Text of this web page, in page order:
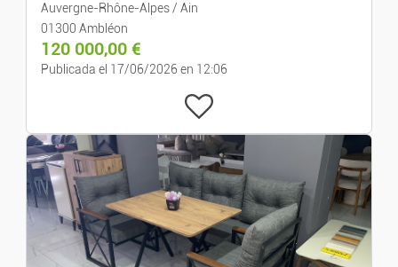
Compartidos
Garajes/Trasteros
Negocios Y Traspasos
Trabajo
Empleo
Auvergne-Rhône-Alpes / Ain
01300 Ambléon
120 000,00 €
Publicada el 17/06/2026 en 12:06